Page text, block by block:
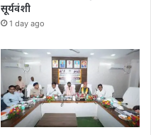
सूर्यवंशी
1 day ago